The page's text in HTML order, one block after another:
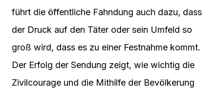
führt die öffentliche Fahndung auch dazu, dass
der Druck auf den Täter oder sein Umfeld so
groß wird, dass es zu einer Festnahme kommt.
Der Erfolg der Sendung zeigt, wie wichtig die
Zivilcourage und die Mithilfe der Bevölkerung